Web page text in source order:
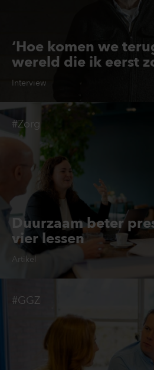
‘Hoe komen we
wereld die ik eerst
Interview
Duurzaam beter
vier lessen
Artikel
#Zorg
#GGZ